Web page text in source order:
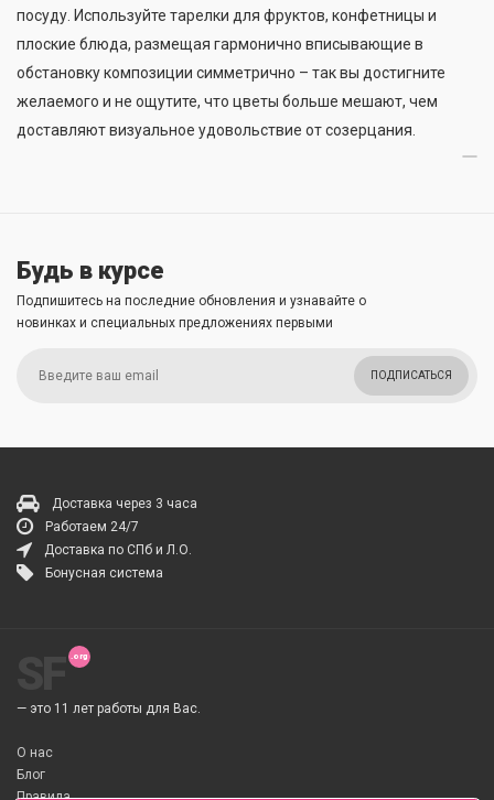
посуду. Используйте тарелки для фруктов, конфетницы и
плоские блюда, размещая гармонично вписывающие в
обстановку композиции симметрично – так вы достигните
желаемого и не ощутите, что цветы больше мешают, чем
доставляют визуальное удовольствие от созерцания.
Будь в курсе
Подпишитесь на последние обновления и узнавайте о
новинках и специальных предложениях первыми
ПОДПИСАТЬСЯ
Доставка через 3 часа
Работаем 24/7
Доставка по СПб и Л.О.
Бонусная система
— это 11 лет работы для Вас.
О нас
Блог
Правила